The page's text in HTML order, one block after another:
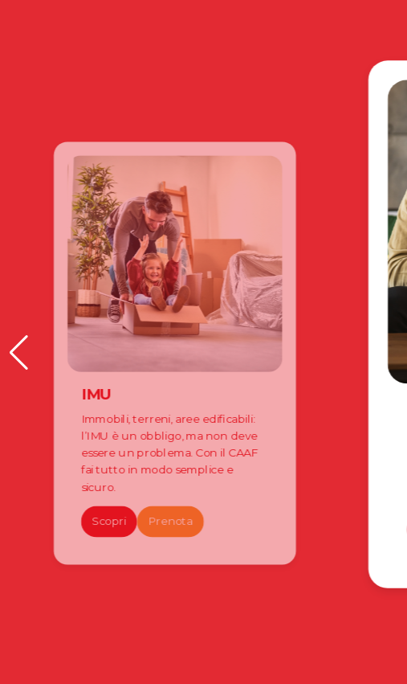
IMU
Immobili, terreni, aree edificabili:
l’IMU è un obbligo, ma non deve
essere un problema. Con il CAAF
fai tutto in modo semplice e
sicuro.
Scopri Prenota